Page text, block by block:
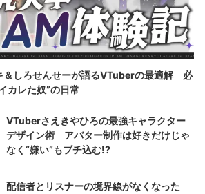
＆しろせんせーが語るVTuberの最適解 必
カレた奴”の日常
VTuberさえきやひろの最強キャラクター
デザイン術 アバター制作は好きだけじゃ
なく“嫌い”もブチ込む!?
配信者とリスナーの境界線がなくなった